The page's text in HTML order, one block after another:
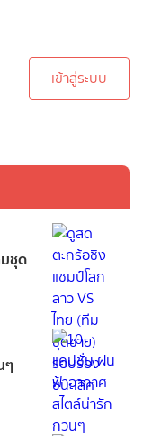
เข้าสู่ระบบ
ชุด
ๆ